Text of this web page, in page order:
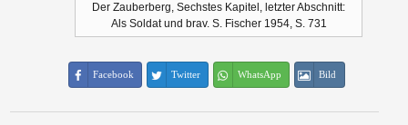
Der Zauberberg, Sechstes Kapitel, letzter Abschnitt:
Als Soldat und brav. S. Fischer 1954, S. 731
Facebook Twitter WhatsApp Bild